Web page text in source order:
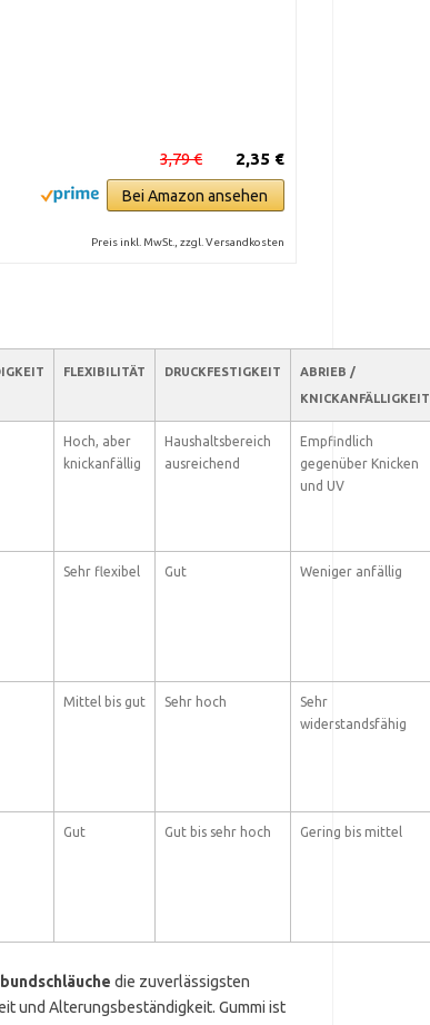
2,35 €
3,79 €
Bei Amazon ansehen
Preis inkl. MwSt., zzgl. Versandkosten
FLEXIBILITÄT DRUCKFESTIGKEIT
ABRIEB /
KNICKANFÄLLIGKEIT
Hoch, aber
knickanfällig
Haushaltsbereich
ausreichend
Empfindlich
gegenüber Knicken
und UV
Sehr flexibel Gut Weniger anfällig
Mittel bis gut Sehr hoch
Sehr
widerstandsfähig
Gut Gut bis sehr hoch Gering bis mittel
die zuverlässigsten
und Alterungsbeständigkeit. Gummi ist